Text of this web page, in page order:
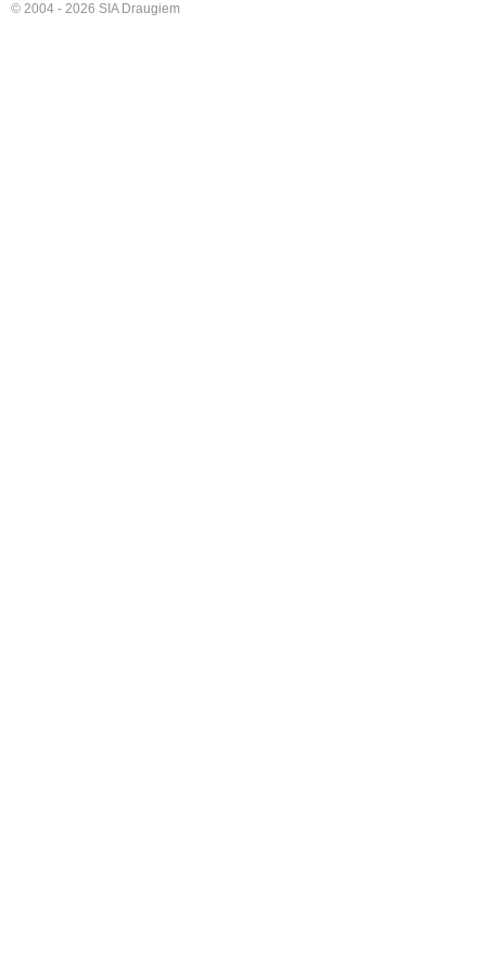
© 2004 - 2026 SIA Draugiem